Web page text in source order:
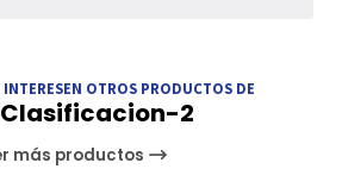
OTROS PRODUCTOS DE
Clasificacion-2
más productos